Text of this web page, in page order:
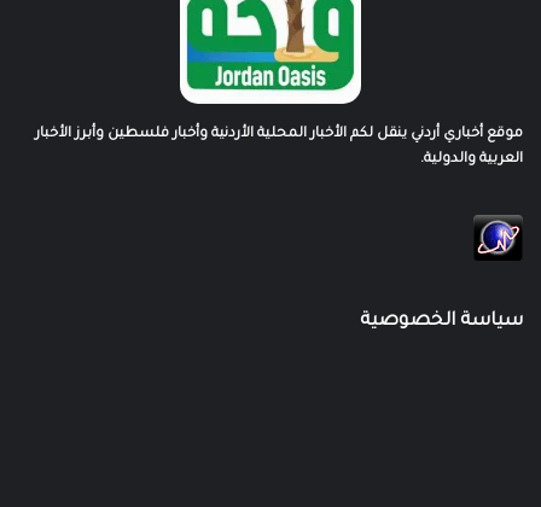
موقع أخباري أردني ينقل لكم الأخبار المحلية الأردنية وأخبار فلسطين وأبرز الأخبار
العربية والدولية.
سياسة الخصوصية